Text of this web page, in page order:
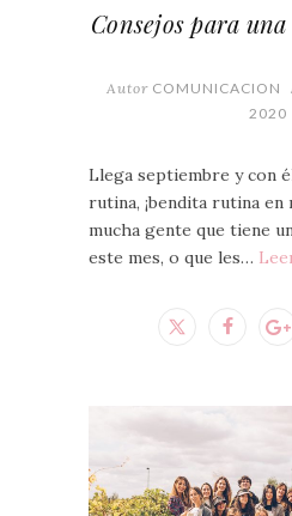
Consejos para
Autor COMUNICACION
2020
Llega septiembre y con
rutina, ¡bendita rutina en
mucha gente que tiene
este mes, o que les…